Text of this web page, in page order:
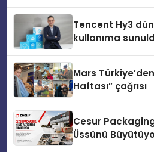
Tencent Hy3
kullanıma
Mars
Haftası” çağrısı
Cesur
Üssünü